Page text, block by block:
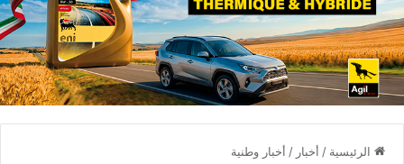
الرئيسية / أخبار / أخبار وطنية